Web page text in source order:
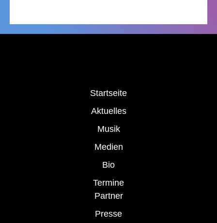
Startseite
Aktuelles
Musik
Medien
Bio
Termine
Partner
Presse